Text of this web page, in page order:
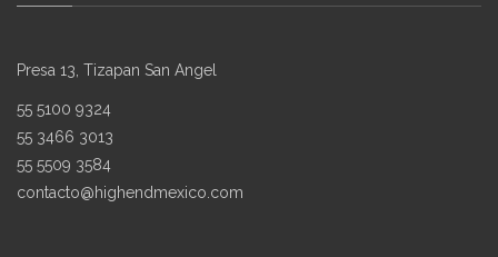
Presa 13, Tizapan San Angel
55 5100 9324
55 3466 3013
55 5509 3584
contacto@highendmexico.com